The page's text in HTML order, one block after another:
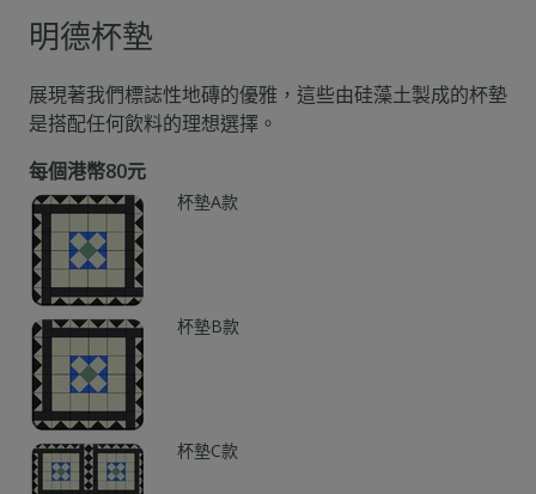
明德杯墊
展現著我們標誌性地磚的優雅，這些由硅藻土製成的杯墊
是搭配任何飲料的理想選擇。
每個港幣80元
杯墊A款
杯墊B款
杯墊C款